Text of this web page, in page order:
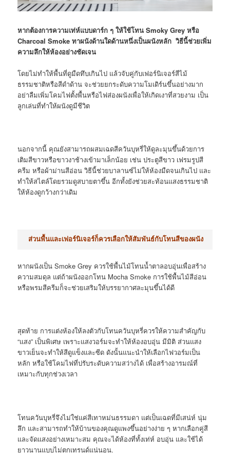
หากต้องการความเท่ห์แบบดาร์ก ๆ ให้ใช้โทน Smoky Grey หรือ
Charcoal Smoke ทาผนังด้านใดด้านหนึ่งเป็นผนังหลัก วิธีนี้ช่วยเพิ่ม
ความลึกให้ห้องอย่างชัดเจน
โดยไม่ทำให้พื้นที่ดูมืดทึบเกินไป แล้วจับคู่กับเฟอร์นิเจอร์สีไม้
ธรรมชาติหรือสีดำด้าน จะช่วยยกระดับความโมเดิร์นขึ้นอย่างมาก
อย่าลืมเพิ่มโคมไฟตั้งพื้นหรือไฟส่องผนังเพื่อให้เกิดเงาที่สวยงาม เป็น
ลูกเล่นที่ทำให้ผนังดูมีชีวิต
นอกจากนี้ คุณยังสามารถผสมเฉดสีควันบุหรี่ให้ดูละมุนขึ้นด้วยการ
เติมสีขาวหรือขาวงาช้างเข้ามาเล็กน้อย เช่น ประตูสีขาว เฟรมรูปสี
ครีม หรือผ้าม่านสีอ่อน วิธีนี้ช่วยบาลานซ์ไม่ให้ห้องมืดจนเกินไป และ
ทำให้สไตล์โดยรวมดูสบายตาขึ้น อีกทั้งยังช่วยสะท้อนแสงธรรมชาติ
ให้ห้องดูกว้างกว่าเดิม
ส่วนพื้นและเฟอร์นิเจอร์ก็ควรเลือกให้สัมพันธ์กับโทนสีของผนัง
หากผนังเป็นSmoke Grey ควรใช้พื้นไม้โทนน้ำตาลอบอุ่นเพื่อสร้าง
ความสมดุล แต่ถ้าผนังออกโทน Mocha Smoke การใช้พื้นไม้สีอ่อน
หรือพรมสีครีมก็จะช่วยเสริมให้บรรยากาศละมุนขึ้นได้ดี
สุดท้าย การแต่งห้องให้ลงตัวกับโทนควันบุหรี่ควรให้ความสำคัญกับ
“แสง” เป็นพิเศษ เพราะแสงวอร์มจะทำให้ห้องอบอุ่น มีมิติ ส่วนแสง
ขาวเย็นจะทำให้สีดูแข็งและซีด ดังนั้นแนะนำให้เลือกไฟวอร์มเป็น
หลัก หรือใช้โคมไฟที่ปรับระดับความสว่างได้ เพื่อสร้างอารมณ์ที่
เหมาะกับทุกช่วงเวลา
โทนควันบุหรี่จึงไม่ใช่แค่สีเทาหม่นธรรมดา แต่เป็นเฉดที่มีเสน่ห์ นุ่ม
ลึก และสามารถทำให้บ้านของคุณดูแพงขึ้นอย่างง่าย ๆ หากเลือกคู่สี
และจัดแสงอย่างเหมาะสม คุณจะได้ห้องที่ทั้งเท่ห์ อบอุ่น และใช้ได้
ยาวนานแบบไม่ตกเทรนด์แน่นอน.